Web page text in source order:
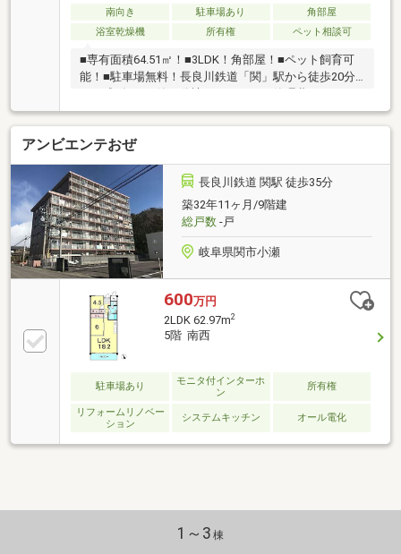
南向き 駐車場あり
角部屋
浴室乾燥機
所有権 ペット相談可
■専有面積64.51㎡！■3LDK！角部屋！■ペット飼育可
能！■駐車場無料！長良川鉄道「関」駅から徒歩20分
の平成6年11月築の分譲マンション！管理費3000円、
駐車場代無料と月々のランニングコストを抑えること
ができる物件です☆専有面積64.51㎡の3LDKの間取
り、全部屋バルコニーに面しております♪ペットの飼
育可能ですので、愛犬・愛猫とともに暮らすことがで
きます◎住宅ローンのご相談や物件のご内覧などお気
軽にご連絡ください！
アンビエンテおぜ
長良川鉄道 関駅 徒歩35分
築32年11ヶ月/9階建
総戸数-戸
岐阜県関市小瀬
600万円
2LDK 62.97m2
5階 南西
駐車場あり
モニタ付インターホ
ン
所有権
リフォームリノベー
ション
システムキッチン オール電化
1～3 棟